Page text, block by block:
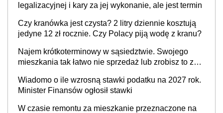
legalizacyjnej i kary za jej wykonanie, ale jest termin
Czy kranówka jest czysta? 2 litry dziennie kosztują
jedyne 12 zł rocznie. Czy Polacy piją wodę z kranu?
Najem krótkoterminowy w sąsiedztwie. Swojego
mieszkania tak łatwo nie sprzedaż lub zrobisz to ze
Wiadomo o ile wzrosną stawki podatku na 2027 rok.
Minister Finansów ogłosił stawki
W czasie remontu za mieszkanie przeznaczone na